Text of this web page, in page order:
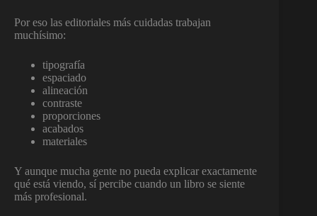
Por eso las editoriales más cuidadas trabajan
muchísimo:
tipografía
espaciado
alineación
contraste
proporciones
acabados
materiales
Y aunque mucha gente no pueda explicar exactamente
qué está viendo, sí percibe cuando un libro se siente
más profesional.